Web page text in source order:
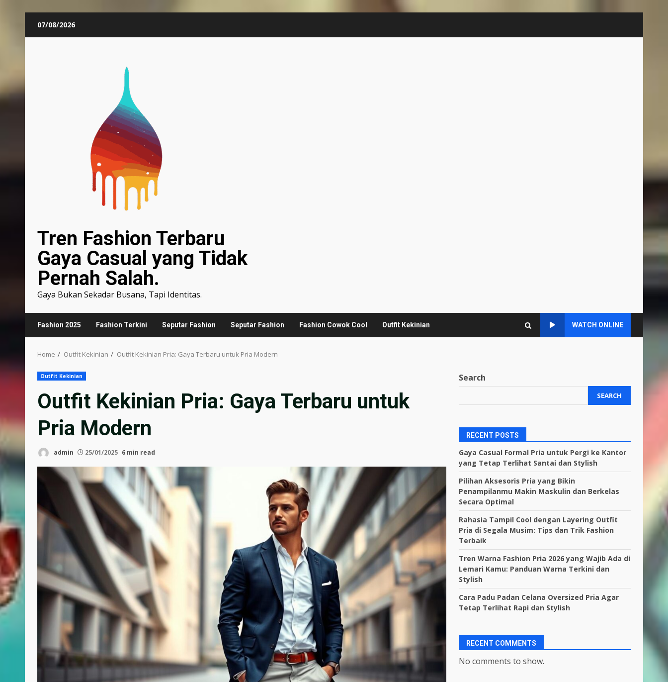
07/08/2026
Tren Fashion Terbaru
Gaya Casual yang Tidak
Pernah Salah.
Gaya Bukan Sekadar Busana, Tapi Identitas.
Fashion 2025 Fashion Terkini Seputar Fashion Seputar Fashion Fashion Cowok Cool Outfit Kekinian WATCH ONLINE
Home Outfit Kekinian Outfit Kekinian Pria: Gaya Terbaru untuk Pria Modern
Outfit Kekinian
Outfit Kekinian Pria: Gaya Terbaru untuk
Pria Modern
admin 25/01/2025 6 min read
Search
SEARCH
RECENT POSTS
Gaya Casual Formal Pria untuk Pergi ke Kantor
yang Tetap Terlihat Santai dan Stylish
Pilihan Aksesoris Pria yang Bikin
Penampilanmu Makin Maskulin dan Berkelas
Secara Optimal
Rahasia Tampil Cool dengan Layering Outfit
Pria di Segala Musim: Tips dan Trik Fashion
Terbaik
Tren Warna Fashion Pria 2026 yang Wajib Ada di
Lemari Kamu: Panduan Warna Terkini dan
Stylish
Cara Padu Padan Celana Oversized Pria Agar
Tetap Terlihat Rapi dan Stylish
RECENT COMMENTS
No comments to show.